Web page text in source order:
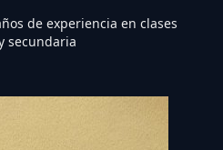
de experiencia en clases
secundaria